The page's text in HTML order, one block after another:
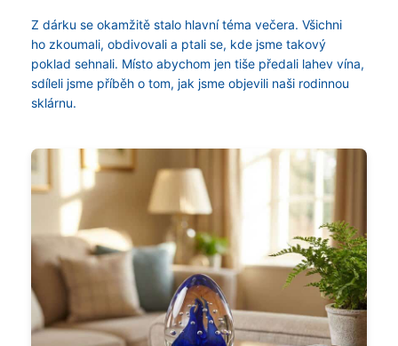
Z dárku se okamžitě stalo hlavní téma večera. Všichni
ho zkoumali, obdivovali a ptali se, kde jsme takový
poklad sehnali. Místo abychom jen tiše předali lahev vína,
sdíleli jsme příběh o tom, jak jsme objevili naši rodinnou
sklárnu.